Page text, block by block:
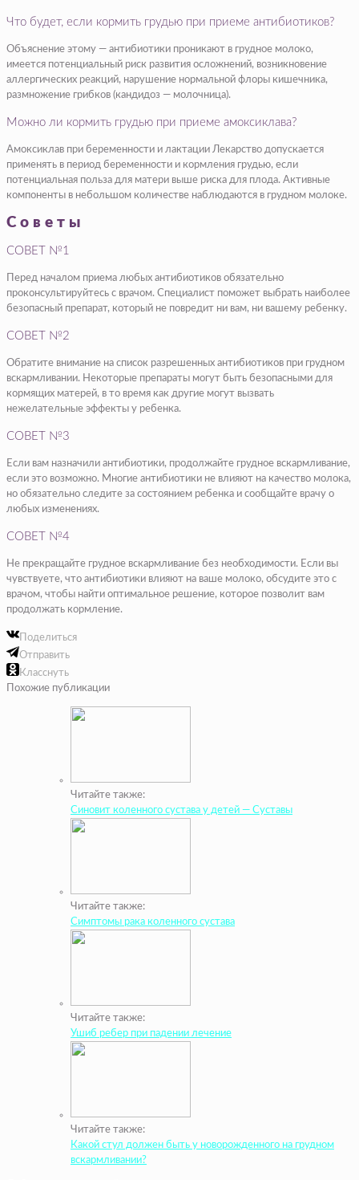
Что будет, если кормить грудью при приеме антибиотиков?
Объяснение этому — антибиотики проникают в грудное молоко,
имеется потенциальный риск развития осложнений, возникновение
аллергических реакций, нарушение нормальной флоры кишечника,
размножение грибков (кандидоз — молочница).
Можно ли кормить грудью при приеме амоксиклава?
Амоксиклав при беременности и лактации Лекарство допускается
применять в период беременности и кормления грудью, если
потенциальная польза для матери выше риска для плода. Активные
компоненты в небольшом количестве наблюдаются в грудном молоке.
Советы
СОВЕТ №1
Перед началом приема любых антибиотиков обязательно
проконсультируйтесь с врачом. Специалист поможет выбрать наиболее
безопасный препарат, который не повредит ни вам, ни вашему ребенку.
СОВЕТ №2
Обратите внимание на список разрешенных антибиотиков при грудном
вскармливании. Некоторые препараты могут быть безопасными для
кормящих матерей, в то время как другие могут вызвать
нежелательные эффекты у ребенка.
СОВЕТ №3
Если вам назначили антибиотики, продолжайте грудное вскармливание,
если это возможно. Многие антибиотики не влияют на качество молока,
но обязательно следите за состоянием ребенка и сообщайте врачу о
любых изменениях.
СОВЕТ №4
Не прекращайте грудное вскармливание без необходимости. Если вы
чувствуете, что антибиотики влияют на ваше молоко, обсудите это с
врачом, чтобы найти оптимальное решение, которое позволит вам
продолжать кормление.
Поделиться
Отправить
Класснуть
Похожие публикации
Читайте также:
Синовит коленного сустава у детей — Суставы
Читайте также:
Симптомы рака коленного сустава
Читайте также:
Ушиб ребер при падении лечение
Читайте также:
Какой стул должен быть у новорожденного на грудном
вскармливании?